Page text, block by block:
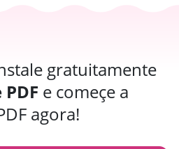
gratuitamente
e começe a
agora!